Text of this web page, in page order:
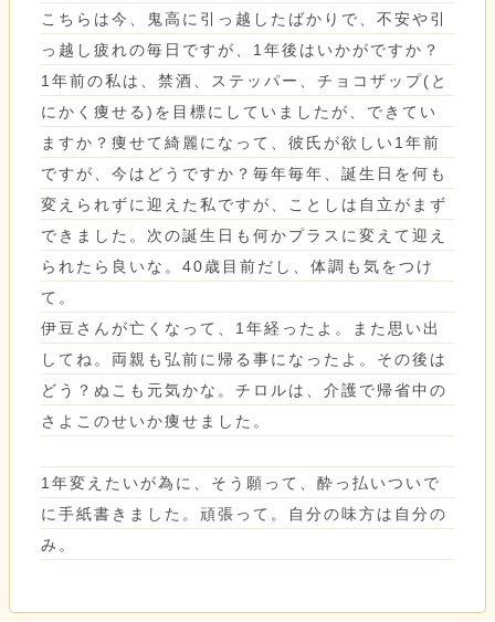
こちらは今、鬼高に引っ越したばかりで、不安や引
っ越し疲れの毎日ですが、1年後はいかがですか？
1年前の私は、禁酒、ステッパー、チョコザップ(と
にかく痩せる)を目標にしていましたが、できてい
ますか？痩せて綺麗になって、彼氏が欲しい1年前
ですが、今はどうですか？毎年毎年、誕生日を何も
変えられずに迎えた私ですが、ことしは自立がまず
できました。次の誕生日も何かプラスに変えて迎え
られたら良いな。40歳目前だし、体調も気をつけ
て。
伊豆さんが亡くなって、1年経ったよ。また思い出
してね。両親も弘前に帰る事になったよ。その後は
どう？ぬこも元気かな。チロルは、介護で帰省中の
さよこのせいか痩せました。
1年変えたいが為に、そう願って、酔っ払いついで
に手紙書きました。頑張って。自分の味方は自分の
み。